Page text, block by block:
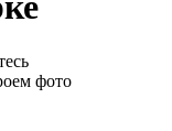
фото